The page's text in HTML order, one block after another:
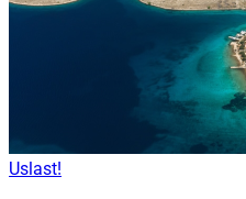
Uslast!